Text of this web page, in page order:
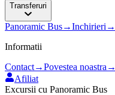
Transferuri
Panoramic Bus→Inchirieri →
Informatii
Contact→Povestea noastra →
Afiliat
Excursii cu Panoramic Bus